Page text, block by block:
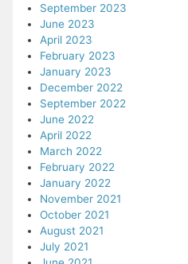
September 2023
June 2023
April 2023
February 2023
January 2023
December 2022
September 2022
June 2022
April 2022
March 2022
February 2022
January 2022
November 2021
October 2021
August 2021
July 2021